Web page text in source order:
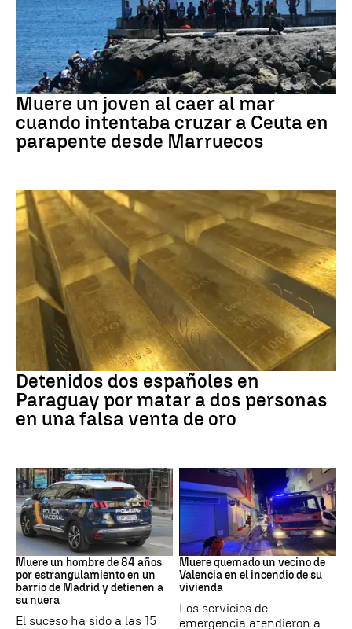
Ceuta
Muere un joven al caer al mar
cuando intentaba cruzar a Ceuta en
parapente desde Marruecos
Paraguay
Detenidos dos españoles en
Paraguay por matar a dos personas
en una falsa venta de oro
Suceso
Muere un hombre de 84 años
por estrangulamiento en un
barrio de Madrid y detienen a
su nuera
El suceso ha sido a las 15
INCENDIO
Muere quemado un vecino de
Valencia en el incendio de su
vivienda
Los servicios de
emergencia atendieron a